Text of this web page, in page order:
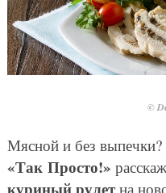
©
Мясной и без выпечки?
«Так Просто!»
куриный рулетна